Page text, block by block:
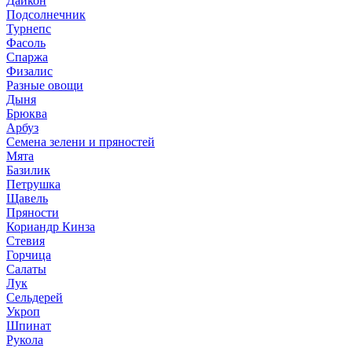
Подсолнечник
Турнепс
Фасоль
Спаржа
Физалис
Разные овощи
Дыня
Брюква
Арбуз
Семена зелени и пряностей
Мята
Базилик
Петрушка
Щавель
Пряности
Кориандр Кинза
Стевия
Горчица
Салаты
Лук
Сельдерей
Укроп
Шпинат
Рукола